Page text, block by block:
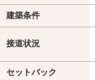
建築条件
接道状況
セットバック